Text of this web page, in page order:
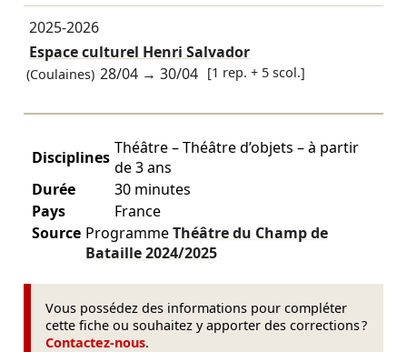
2025-2026
Espace culturel Henri Salvador
(Coulaines) 28/04 →30/04 [1 rep. + 5 scol.]
Disciplines Théâtre – Théâtre d’objets – à partir
de 3 ans
Durée
30 minutes
Pays
France
Source ProgrammeThéâtre du Champ de
Bataille2024/2025
Vous possédez des informations pour compléter
cette fiche ou souhaitez y apporter des corrections ?
Contactez-nous.